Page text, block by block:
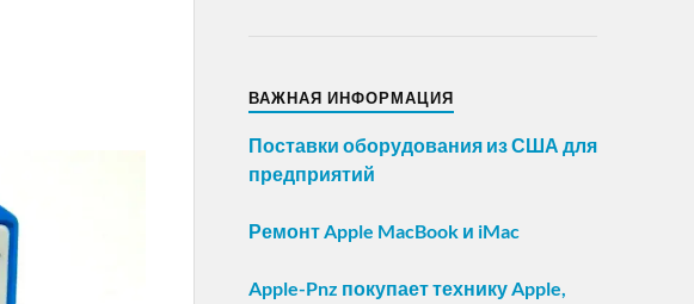
ВАЖНАЯ ИНФОРМАЦИЯ
Поставки оборудования из США для
предприятий
Ремонт Apple MacBook и iMac
Apple-Pnz покупает технику Apple,